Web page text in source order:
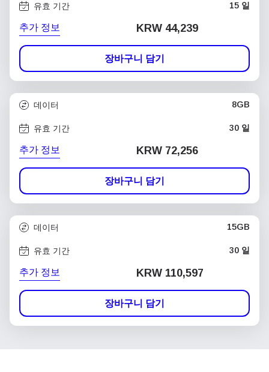
유효 기간 15 일
추가 정보 KRW 44,239
장바구니 담기
데이터 8GB
유효 기간 30 일
추가 정보 KRW 72,256
장바구니 담기
데이터 15GB
유효 기간 30 일
추가 정보 KRW 110,597
장바구니 담기